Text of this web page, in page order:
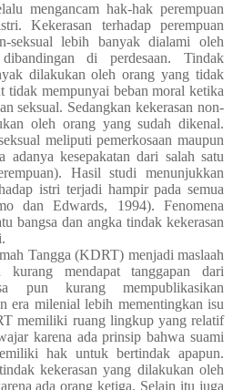
mengancam hak-hak perempuan
Kekerasan terhadap perempuan
seksual lebih banyak dialami oleh
di perdesaan. Tindak
dilakukan oleh orang yang tidak
tidak mempunyai beban moral ketika
seksual. Sedangkan kekerasan non-
oleh orang yang sudah dikenal.
meliputi pemerkosaan maupun
adanya kesepakatan dari salah satu
Hasil studi menunjukkan
istri terjadi hampir pada semua
dan Edwards, 1994). Fenomena
bangsa dan angka tindak kekerasan
Tangga (KDRT) menjadi maslaah
mendapat tanggapan dari
pun kurang mempublikasikan
era milenial lebih mementingkan isu
memiliki ruang lingkup yang relatif
karena ada prinsip bahwa suami
hak untuk bertindak apapun.
kekerasan yang dilakukan oleh
ada orang ketiga. Selain itu juga